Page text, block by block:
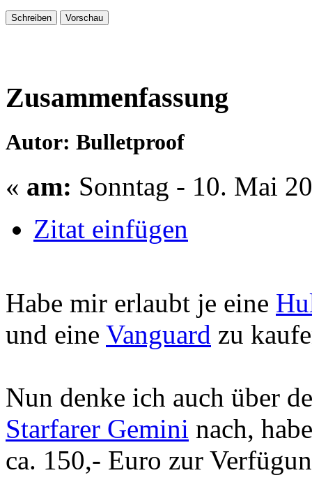
Zusammenfassung
Autor: Bulletproof
« am: Sonntag - 10. Mai
Zitat einfügen
Habe mir erlaubt je eine
und eine Vanguard zu
Nun denke ich auch über
Starfarer Gemini nach,
ca. 150,- Euro zur